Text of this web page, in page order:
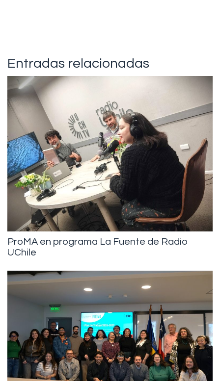
Entradas relacionadas
ProMA en programa La Fuente de Radio
UChile